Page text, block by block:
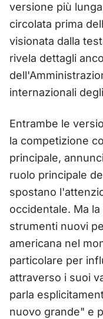
versione più
circolata prima
visionata dalla
rivela dettagli
internazionali
Entrambe le
la competizione
principale,
ruolo principale
spostano
occidentale. Ma
strumenti nuovi
americana nel
particolare per
attraverso i suoi
parla
nuovo grande" e